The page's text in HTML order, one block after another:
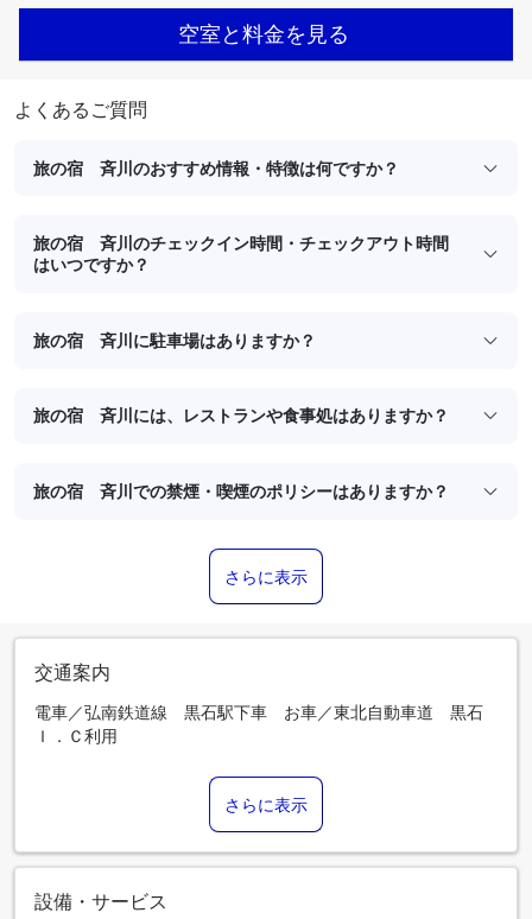
空室と料金を見る
よくあるご質問
旅の宿 斉川のおすすめ情報・特徴は何ですか？
旅の宿 斉川のチェックイン時間・チェックアウト時間
はいつですか？
旅の宿 斉川に駐車場はありますか？
旅の宿 斉川には、レストランや食事処はありますか？
旅の宿 斉川での禁煙・喫煙のポリシーはありますか？
さらに表示
交通案内
電車／弘南鉄道線 黒石駅下車 お車／東北自動車道 黒石
Ｉ．Ｃ利用
さらに表示
設備・サービス